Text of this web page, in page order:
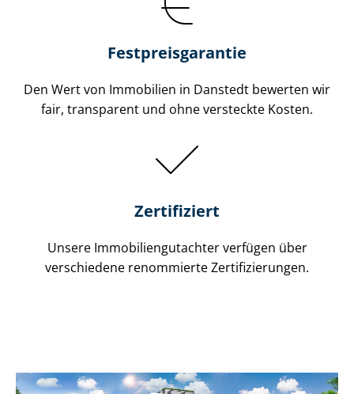
Festpreis​garantie
Den Wert von Immobilien in Danstedt bewerten wir
fair, transparent und ohne versteckte Kosten.
Zertifiziert
Unsere Immobilien­gutachter verfügen über
verschiedene renommierte Zer­ti­fi­zie­run­gen.